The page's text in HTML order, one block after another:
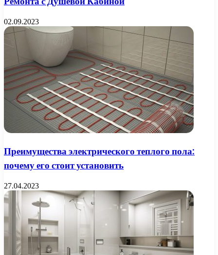
02.09.2023
Преимущества электрического теплого пола:
почему его стоит установить
27.04.2023